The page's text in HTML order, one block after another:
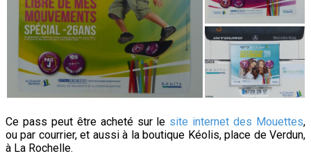
Ce pass peut être acheté sur le site internet des Mouettes,
ou par courrier, et aussi à la boutique Kéolis, place de Verdun,
à La Rochelle.